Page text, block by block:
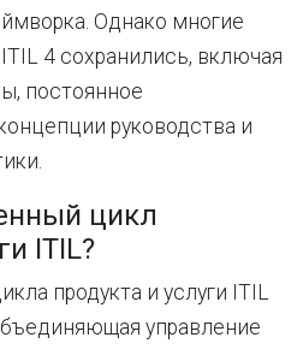
Однако многие
4 сохранились, включая
постоянное
руководства и
цикл
ITIL?
продукта и услуги ITIL
управление